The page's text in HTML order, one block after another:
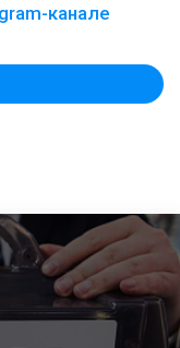
канале